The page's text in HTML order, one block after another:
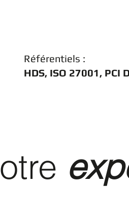
Référentiels :
HDS, ISO 27001, PCI